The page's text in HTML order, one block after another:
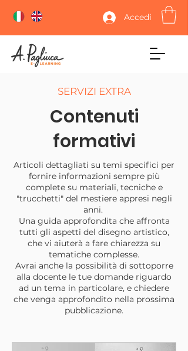
Accedi
SERVIZI EXTRA
Contenuti
formativi
Articoli dettagliati su temi specifici per
fornire informazioni sempre più
complete su materiali, tecniche e
"trucchetti" del mestiere appresi negli
anni.
Una guida approfondita che affronta
tutti gli aspetti del disegno artistico,
che vi aiuterà a fare chiarezza su
tematiche complesse.
Avrai anche la possibilità di sottoporre
alla docente le tue domande riguardo
ad un tema in particolare, e chiedere
che venga approfondito nella prossima
pubblicazione.